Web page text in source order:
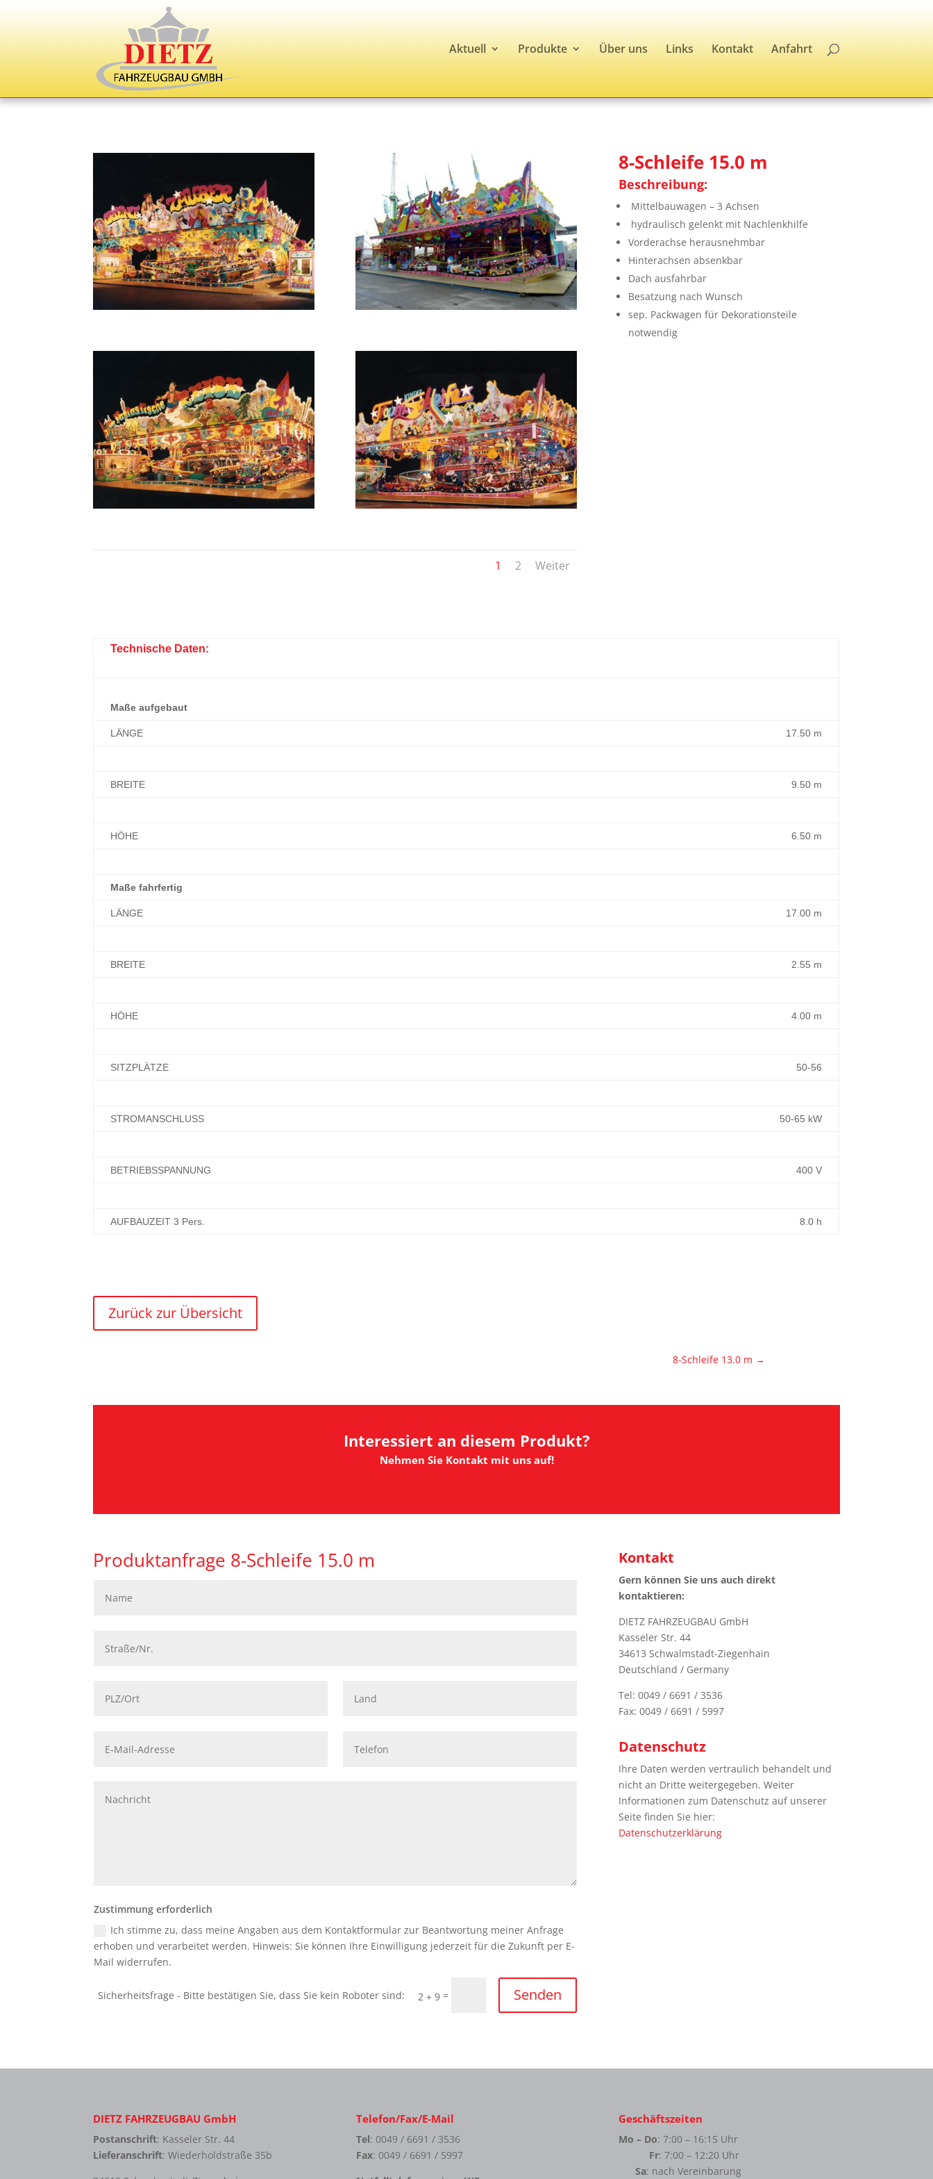
Aktuell Produkte Über uns Links Kontakt Anfahrt
1 2 Weiter
8-Schleife 15.0 m
Beschreibung:
Mittelbauwagen – 3 Achsen
hydraulisch gelenkt mit Nachlenkhilfe
Vorderachse herausnehmbar
Hinterachsen absenkbar
Dach ausfahrbar
Besatzung nach Wunsch
sep. Packwagen für Dekorationsteile
notwendig
Technische Daten:
Maße aufgebaut
LÄNGE 17.50 m
BREITE 9.50 m
HÖHE 6.50 m
Maße fahrfertig
LÄNGE 17.00 m
BREITE 2.55 m
HÖHE 4.00 m
SITZPLÄTZE 50-56
STROMANSCHLUSS 50-65 kW
BETRIEBSSPANNUNG 400 V
AUFBAUZEIT 3 Pers. 8.0 h
Zurück zur Übersicht
8-Schleife 13.0 m →
Interessiert an diesem Produkt?
Nehmen Sie Kontakt mit uns auf!
Produktanfrage 8-Schleife 15.0 m
Zustimmung erforderlich
Ich stimme zu, dass meine Angaben aus dem Kontaktformular zur Beantwortung meiner Anfrage
erhoben und verarbeitet werden. Hinweis: Sie können Ihre Einwilligung jederzeit für die Zukunft per E-
Mail widerrufen.
2 + 9 = Senden
Kontakt
Gern können Sie uns auch direkt
kontaktieren:
DIETZ FAHRZEUGBAU GmbH
Kasseler Str. 44
34613 Schwalmstadt-Ziegenhain
Deutschland / Germany
Tel: 0049 / 6691 / 3536
Fax: 0049 / 6691 / 5997
Datenschutz
Ihre Daten werden vertraulich behandelt und
nicht an Dritte weitergegeben. Weiter
Informationen zum Datenschutz auf unserer
Seite finden Sie hier:
Datenschutzerklärung
DIETZ FAHRZEUGBAU GmbH
Postanschrift: Kasseler Str. 44
Lieferanschrift: Wiederholdstraße 35b
Telefon/Fax/E-Mail
Tel: 0049 / 6691 / 3536
Fax: 0049 / 6691 / 5997
Geschäftszeiten
Mo – Do: 7:00 – 16:15 Uhr
Fr: 7:00 – 12:20 Uhr
Sa: nach Vereinbarung